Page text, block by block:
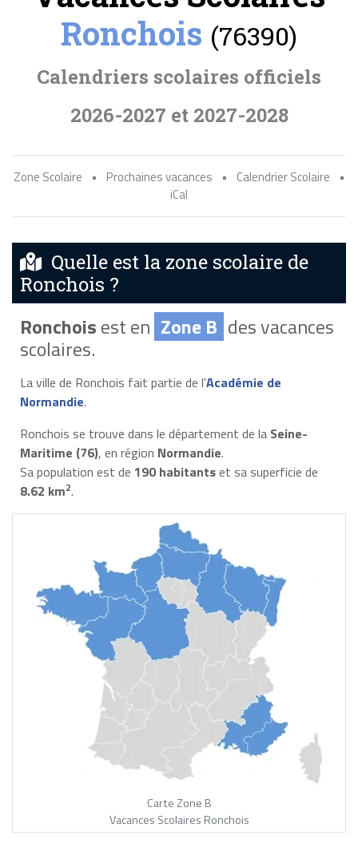
Ronchois (76390)
Calendriers scolaires officiels
2026-2027 et 2027-2028
Zone Scolaire • Prochaines vacances • Calendrier Scolaire
•
iCal
Quelle est la zone scolaire de
Ronchois ?
Ronchoisest en Zone B des vacances
scolaires.
La ville de Ronchois fait partie de l'Académie de
Normandie.
Ronchois se trouve dans le département de la Seine-
Maritime (76), en région Normandie.
Sa population est de 190 habitantset sa superficie de
8.62 km2.
Carte Zone B
Vacances Scolaires Ronchois